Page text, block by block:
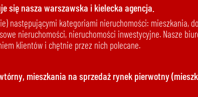
się nasza warszawska i kielecka agencja.
następującymi kategoriami nieruchomości: mieszkania,
nieruchomości, nieruchomości inwestycyjne. Nasze
klientów i chętnie przez nich polecane.
mieszkania na sprzedaż rynek pierwotny